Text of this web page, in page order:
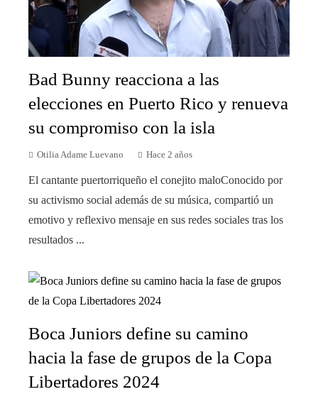
Bad Bunny reacciona a las
elecciones en Puerto Rico y renueva
su compromiso con la isla
Otilia Adame Luevano Hace 2 años
El cantante puertorriqueño el conejito maloConocido por
su activismo social además de su música, compartió un
emotivo y reflexivo mensaje en sus redes sociales tras los
resultados ...
Boca Juniors define su camino
hacia la fase de grupos de la Copa
Libertadores 2024